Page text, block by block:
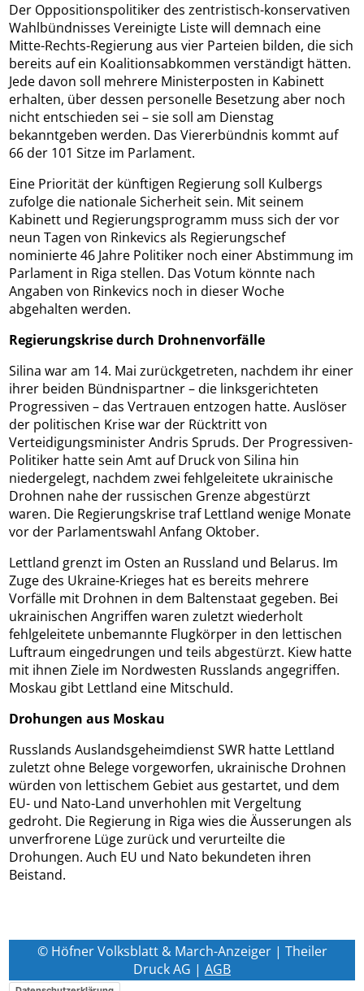
Der Oppositionspolitiker des zentristisch-konservativen
Wahlbündnisses Vereinigte Liste will demnach eine
Mitte-Rechts-Regierung aus vier Parteien bilden, die sich
bereits auf ein Koalitionsabkommen verständigt hätten.
Jede davon soll mehrere Ministerposten in Kabinett
erhalten, über dessen personelle Besetzung aber noch
nicht entschieden sei – sie soll am Dienstag
bekanntgeben werden. Das Viererbündnis kommt auf
66 der 101 Sitze im Parlament.
Eine Priorität der künftigen Regierung soll Kulbergs
zufolge die nationale Sicherheit sein. Mit seinem
Kabinett und Regierungsprogramm muss sich der vor
neun Tagen von Rinkevics als Regierungschef
nominierte 46 Jahre Politiker noch einer Abstimmung im
Parlament in Riga stellen. Das Votum könnte nach
Angaben von Rinkevics noch in dieser Woche
abgehalten werden.
Regierungskrise durch Drohnenvorfälle
Silina war am 14. Mai zurückgetreten, nachdem ihr einer
ihrer beiden Bündnispartner – die linksgerichteten
Progressiven – das Vertrauen entzogen hatte. Auslöser
der politischen Krise war der Rücktritt von
Verteidigungsminister Andris Spruds. Der Progressiven-
Politiker hatte sein Amt auf Druck von Silina hin
niedergelegt, nachdem zwei fehlgeleitete ukrainische
Drohnen nahe der russischen Grenze abgestürzt
waren. Die Regierungskrise traf Lettland wenige Monate
vor der Parlamentswahl Anfang Oktober.
Lettland grenzt im Osten an Russland und Belarus. Im
Zuge des Ukraine-Krieges hat es bereits mehrere
Vorfälle mit Drohnen in dem Baltenstaat gegeben. Bei
ukrainischen Angriffen waren zuletzt wiederholt
fehlgeleitete unbemannte Flugkörper in den lettischen
Luftraum eingedrungen und teils abgestürzt. Kiew hatte
mit ihnen Ziele im Nordwesten Russlands angegriffen.
Moskau gibt Lettland eine Mitschuld.
Drohungen aus Moskau
Russlands Auslandsgeheimdienst SWR hatte Lettland
zuletzt ohne Belege vorgeworfen, ukrainische Drohnen
würden von lettischem Gebiet aus gestartet, und dem
EU- und Nato-Land unverhohlen mit Vergeltung
gedroht. Die Regierung in Riga wies die Äusserungen als
unverfrorene Lüge zurück und verurteilte die
Drohungen. Auch EU und Nato bekundeten ihren
Beistand.
© Höfner Volksblatt & March-Anzeiger | Theiler
Druck AG | AGB